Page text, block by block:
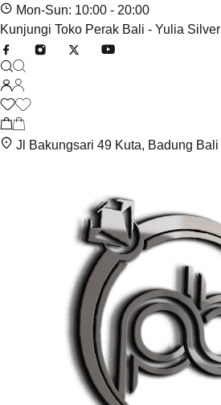
Mon-Sun: 10:00 - 20:00
Kunjungi Toko Perak Bali - Yulia Silver
Jl Bakungsari 49 Kuta, Badung Bali